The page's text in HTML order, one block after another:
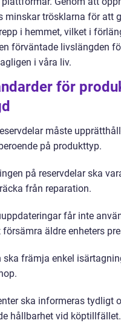
minskar trösklarna för att
i hemmet, vilket i
förväntade livslängden
i våra liv.
för
måste
på produkttyp.
på reservdelar ska
från reparation.
får inte
försämra äldre enheters
ska främja enkel
ska informeras tydligt
hållbarhet vid köptillfället.